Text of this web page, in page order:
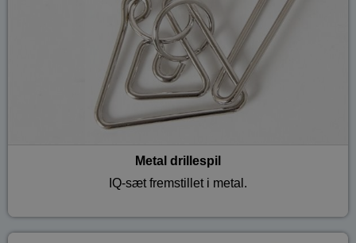
Metal drillespil
IQ-sæt fremstillet i metal.